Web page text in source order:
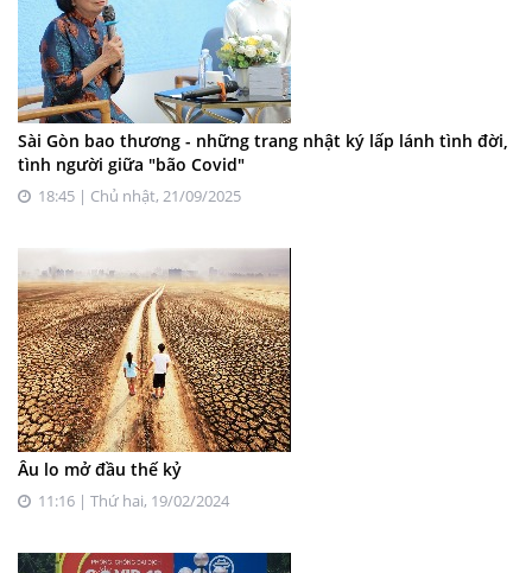
Sài Gòn bao thương - những trang nhật ký lấp lánh tình đời,
tình người giữa "bão Covid"
18:45 | Chủ nhật, 21/09/2025
Âu lo mở đầu thế kỷ
11:16 | Thứ hai, 19/02/2024